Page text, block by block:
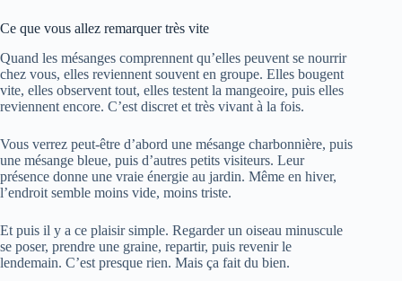
Ce que vous allez remarquer très vite
Quand les mésanges comprennent qu’elles peuvent se nourrir
chez vous, elles reviennent souvent en groupe. Elles bougent
vite, elles observent tout, elles testent la mangeoire, puis elles
reviennent encore. C’est discret et très vivant à la fois.
Vous verrez peut-être d’abord une mésange charbonnière, puis
une mésange bleue, puis d’autres petits visiteurs. Leur
présence donne une vraie énergie au jardin. Même en hiver,
l’endroit semble moins vide, moins triste.
Et puis il y a ce plaisir simple. Regarder un oiseau minuscule
se poser, prendre une graine, repartir, puis revenir le
lendemain. C’est presque rien. Mais ça fait du bien.